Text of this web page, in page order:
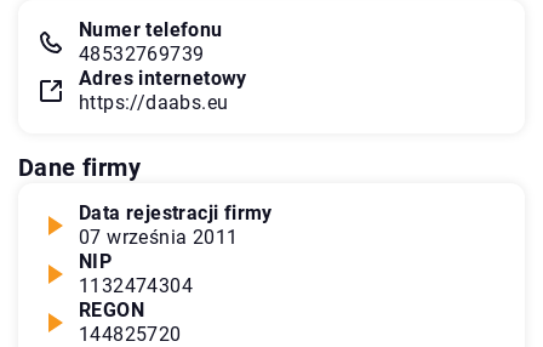
Numer telefonu
48532769739
Adres internetowy
https://daabs.eu
Dane firmy
Data rejestracji firmy
07 września 2011
NIP
1132474304
REGON
144825720